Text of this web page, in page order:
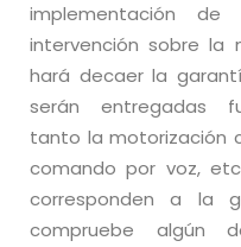
implementación
intervención sobre la
hará decaer la
serán entregadas
tanto la motorización
comando por voz,
corresponden a la
compruebe algún